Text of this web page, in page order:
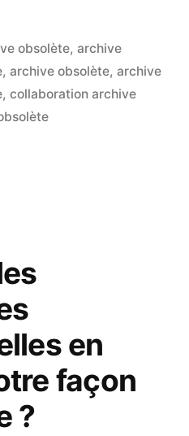
obsolète, archive
, archive obsolète, archive
, collaboration archive
en
façon
?